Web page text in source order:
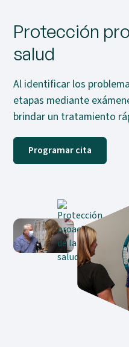
Protección
salud
Al identificar los
etapas mediante
brindar un tratamiento
Programar cita